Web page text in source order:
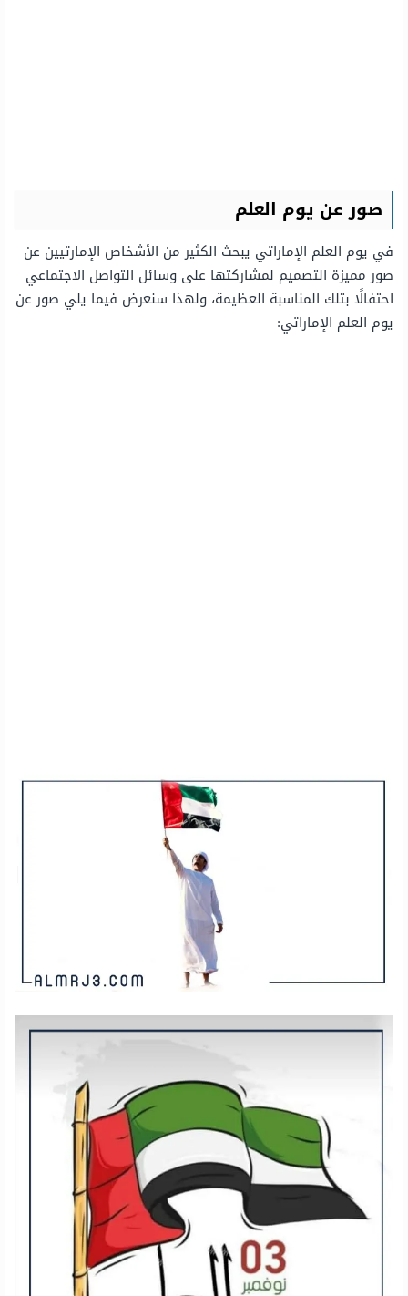
صور عن يوم العلم
في يوم العلم الإماراتي يبحث الكثير من الأشخاص الإمارتيين عن
صور مميزة التصميم لمشاركتها على وسائل التواصل الاجتماعي
احتفالًا بتلك المناسبة العظيمة، ولهذا سنعرض فيما يلي صور عن
يوم العلم الإماراتي: